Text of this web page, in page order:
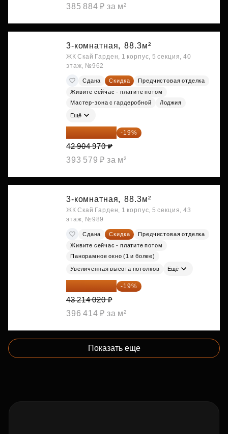
385 884 ₽ за м²
3-комнатная, 88.3м²
ЖК Скай Гарден, 1 корпус, 5 секция, 40
этаж, №962
Сдана Скидка
Предчистовая отделка
Живите сейчас - платите потом
Мастер-зона с гардеробной
Лоджия
Ещё
34 753 026 ₽ -19%
42 904 970 ₽
393 579 ₽ за м²
3-комнатная, 88.3м²
ЖК Скай Гарден, 1 корпус, 5 секция, 43
этаж, №989
Сдана Скидка
Предчистовая отделка
Живите сейчас - платите потом
Панорамное окно (1 и более)
Увеличенная высота потолков Ещё
35 003 356 ₽ -19%
43 214 020 ₽
396 414 ₽ за м²
Показать еще